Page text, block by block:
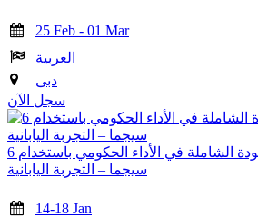
25 Feb - 01 Mar
العربية
دبى
سجل الآن
تطبيقات إدارة الجودة الشاملة في الأداء الحكومي باستخدام 6
سيجما – التجربة اليابانية
14-18 Jan